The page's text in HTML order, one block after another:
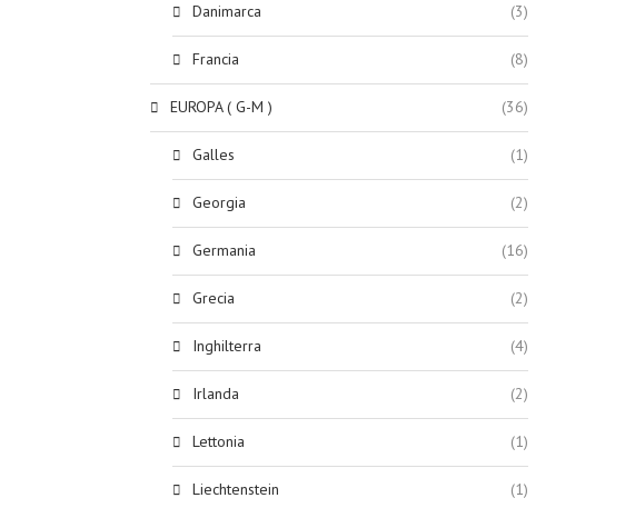
Danimarca (3)
Francia (8)
EUROPA ( G-M ) (36)
Galles (1)
Georgia (2)
Germania (16)
Grecia (2)
Inghilterra (4)
Irlanda (2)
Lettonia (1)
Liechtenstein (1)